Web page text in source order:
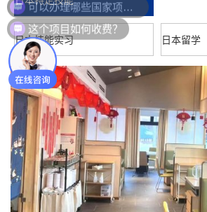
日本技能实习 日本留学
这个项目如何收费？